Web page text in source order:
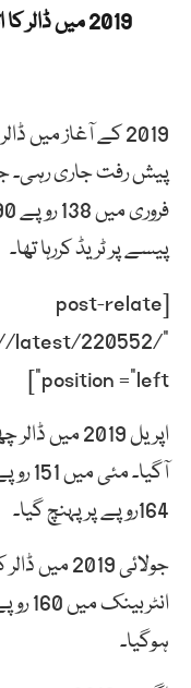
2019 میں ڈالر کا اتار چڑھاؤ
2019 کے آغاز
پیسے پر ٹریڈ کررہا تھا۔
[post-relate
latest/220552/”
position =”left”]
164روپے پر پہنچ گیا۔
جولائی
ہوگیا۔